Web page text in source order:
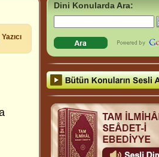
Yazıcı
Dini Konularda Ara: